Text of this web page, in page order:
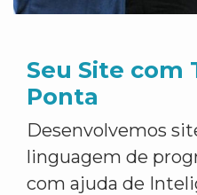
Seu Site com
Ponta
Desenvolvemos
linguagem de
com ajuda de